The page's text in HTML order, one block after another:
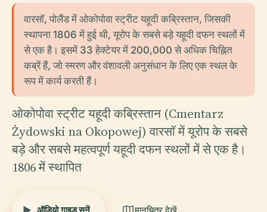
वारसॉ, पोलैंड में ओकोपोवा स्ट्रीट यहूदी कब्रिस्तान, जिसकी
स्थापना 1806 में हुई थी, यूरोप के सबसे बड़े यहूदी दफन स्थलों में
से एक है। इसमें 33 हेक्टेयर में 200,000 से अधिक चिह्नित
कब्रें हैं, जो स्मरण और वंशावली अनुसंधान के लिए एक स्थल के
रूप में कार्य करती हैं।
ओकोपोवा स्ट्रीट यहूदी कब्रिस्तान (Cmentarz
Żydowski na Okopowej) वारसॉ में यूरोप के सबसे
बड़े और सबसे महत्वपूर्ण यहूदी दफन स्थलों में से एक है।
1806 में स्थापित
ऑडियो गाइड सुनें मानचित्र देखें